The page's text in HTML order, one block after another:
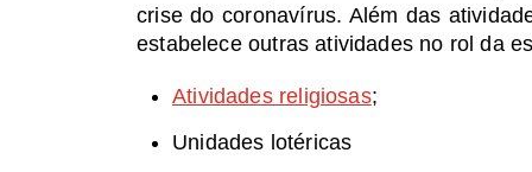
crise do coronavírus. Além das
estabelece outras atividades no rol da
Atividades religiosas;
Unidades lotéricas